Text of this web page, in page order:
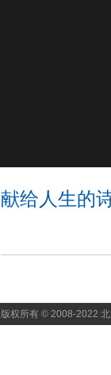
献给人生的
版权所有 © 2008-2022